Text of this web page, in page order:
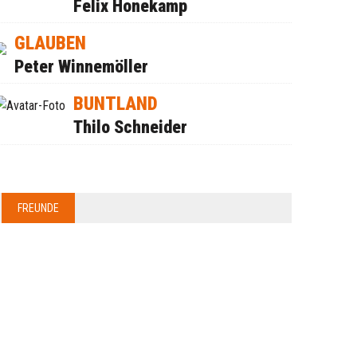
Felix Honekamp
GLAUBEN
Peter Winnemöller
BUNTLAND
Thilo Schneider
FREUNDE